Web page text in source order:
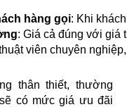
hàng gọi: Khi
: Giá cả đúng với giá
viên chuyên
thân thiết, thường
có mức giá ưu đãi